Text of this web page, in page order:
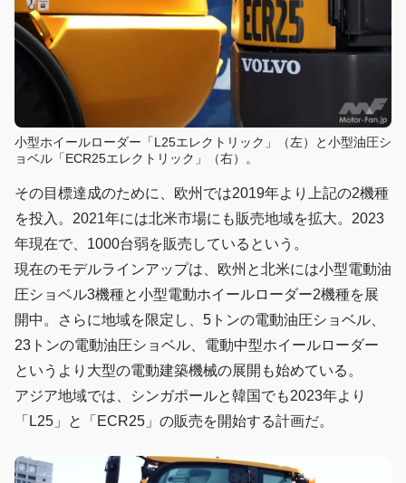
小型ホイールローダー「L25エレクトリック」（左）と小型油圧シ
ョベル「ECR25エレクトリック」（右）。
その目標達成のために、欧州では2019年より上記の2機種
を投入。2021年には北米市場にも販売地域を拡大。2023
年現在で、1000台弱を販売しているという。
現在のモデルラインアップは、欧州と北米には小型電動油
圧ショベル3機種と小型電動ホイールローダー2機種を展
開中。さらに地域を限定し、5トンの電動油圧ショベル、
23トンの電動油圧ショベル、電動中型ホイールローダー
というより大型の電動建築機械の展開も始めている。
アジア地域では、シンガポールと韓国でも2023年より
「L25」と「ECR25」の販売を開始する計画だ。